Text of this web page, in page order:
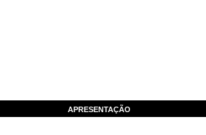
APRESENTAÇÃO